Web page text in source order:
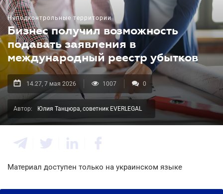
Неподконтрольные территории
Бизнес получил возможность
подавать заявления в
международный реестр убытков
14.27, 7 мая 2026 1007 0
Автор: Юлия Танцюра, советник EVERLEGAL
Материал доступен только на украинском языке